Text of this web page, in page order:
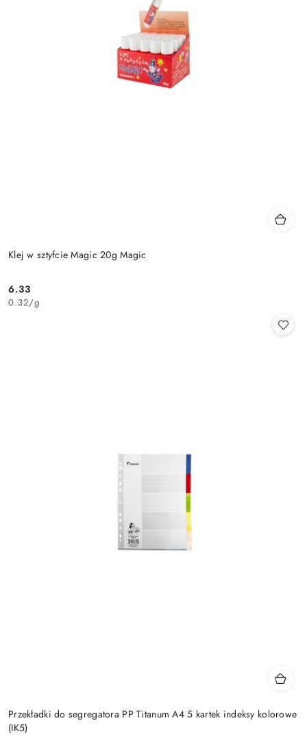
Klej w sztyfcie Magic 20g Magic
Cena:
6.33
0.32/g
Przekładki do segregatora PP Titanum A4 5 kartek indeksy kolorowe
(IK5)